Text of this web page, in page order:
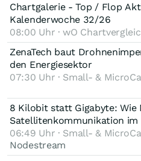
Chartgalerie - Top / Flop
Kalenderwoche 32/26
08:00 Uhr · wO
ZenaTech baut
den Energiesektor
07:30 Uhr · Small- &
8 Kilobit statt Gigabyte: Wie
Satellitenkommunikation
06:49 Uhr · Small- &
Nodestream